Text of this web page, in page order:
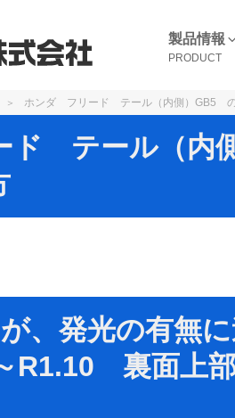
製品情報
ホンダ フリード テール（内側）GB5 の
テール（内
、発光の有無に
R1.10 裏面上